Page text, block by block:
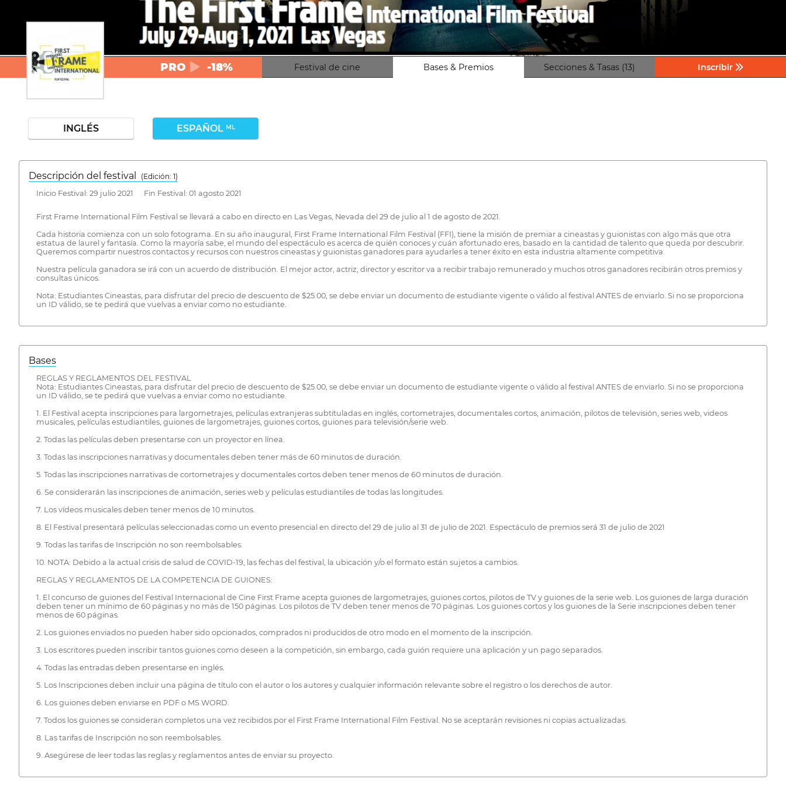
PRO -18% Festival de cine Bases & Premios Secciones & Tasas (13) Inscribir
INGLÉS ESPAÑOL ML
Descripción del festival
( Edición: 1)
Inicio Festival: 29 julio 2021 Fin Festival: 01 agosto 2021
First Frame International Film Festival se llevará a cabo en directo en Las Vegas, Nevada del 29 de julio al 1 de agosto de 2021.
Cada historia comienza con un solo fotograma. En su año inaugural, First Frame International Film Festival (FFI), tiene la misión de premiar a cineastas y guionistas con algo más que otra
estatua de laurel y fantasía. Como la mayoría sabe, el mundo del espectáculo es acerca de quién conoces y cuán afortunado eres, basado en la cantidad de talento que queda por descubrir.
Queremos compartir nuestros contactos y recursos con nuestros cineastas y guionistas ganadores para ayudarles a tener éxito en esta industria altamente competitiva.
Nuestra película ganadora se irá con un acuerdo de distribución. El mejor actor, actriz, director y escritor va a recibir trabajo remunerado y muchos otros ganadores recibirán otros premios y
consultas únicos.
Nota: Estudiantes Cineastas, para disfrutar del precio de descuento de $25.00, se debe enviar un documento de estudiante vigente o válido al festival ANTES de enviarlo. Si no se proporciona
un ID válido, se te pedirá que vuelvas a enviar como no estudiante.
Bases
REGLAS Y REGLAMENTOS DEL FESTIVAL
Nota: Estudiantes Cineastas, para disfrutar del precio de descuento de $25.00, se debe enviar un documento de estudiante vigente o válido al festival ANTES de enviarlo. Si no se proporciona
un ID válido, se te pedirá que vuelvas a enviar como no estudiante.
1. El Festival acepta inscripciones para largometrajes, películas extranjeras subtituladas en inglés, cortometrajes, documentales cortos, animación, pilotos de televisión, series web, videos
musicales, películas estudiantiles, guiones de largometrajes, guiones cortos, guiones para televisión/serie web.
2. Todas las películas deben presentarse con un proyector en línea.
3. Todas las inscripciones narrativas y documentales deben tener más de 60 minutos de duración.
5. Todas las inscripciones narrativas de cortometrajes y documentales cortos deben tener menos de 60 minutos de duración.
6. Se considerarán las inscripciones de animación, series web y películas estudiantiles de todas las longitudes.
7. Los vídeos musicales deben tener menos de 10 minutos.
8. El Festival presentará películas seleccionadas como un evento presencial en directo del 29 de julio al 31 de julio de 2021. Espectáculo de premios será 31 de julio de 2021
9. Todas las tarifas de Inscripción no son reembolsables.
10. NOTA: Debido a la actual crisis de salud de COVID-19, las fechas del festival, la ubicación y/o el formato están sujetos a cambios.
REGLAS Y REGLAMENTOS DE LA COMPETENCIA DE GUIONES:
1. El concurso de guiones del Festival Internacional de Cine First Frame acepta guiones de largometrajes, guiones cortos, pilotos de TV y guiones de la serie web. Los guiones de larga duración
deben tener un mínimo de 60 páginas y no más de 150 páginas. Los pilotos de TV deben tener menos de 70 páginas. Los guiones cortos y los guiones de la Serie inscripciones deben tener
menos de 60 páginas.
2. Los guiones enviados no pueden haber sido opcionados, comprados ni producidos de otro modo en el momento de la inscripción.
3. Los escritores pueden inscribir tantos guiones como deseen a la competición, sin embargo, cada guión requiere una aplicación y un pago separados.
4. Todas las entradas deben presentarse en inglés.
5. Los Inscripciones deben incluir una página de título con el autor o los autores y cualquier información relevante sobre el registro o los derechos de autor.
6. Los guiones deben enviarse en PDF o MS WORD.
7. Todos los guiones se consideran completos una vez recibidos por el First Frame International Film Festival. No se aceptarán revisiones ni copias actualizadas.
8. Las tarifas de Inscripción no son reembolsables.
9. Asegúrese de leer todas las reglas y reglamentos antes de enviar su proyecto.